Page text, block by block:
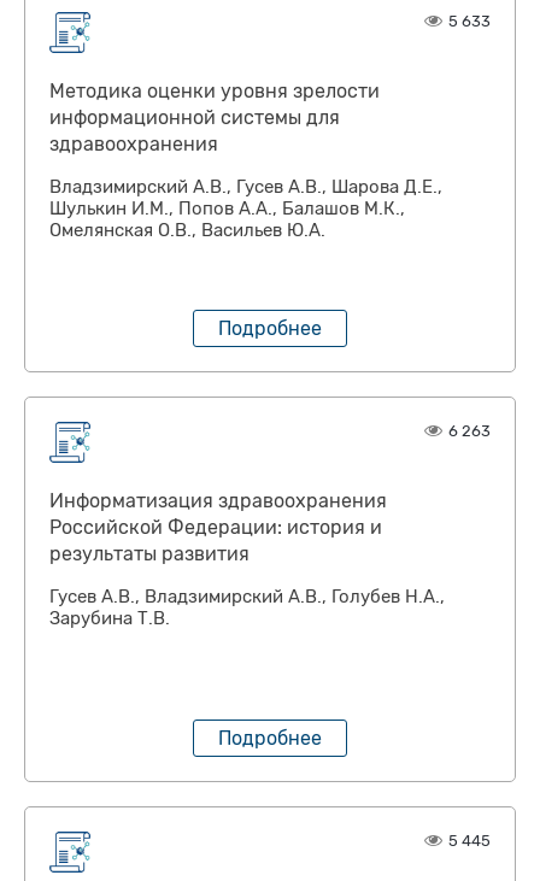
5 633
Методика оценки уровня зрелости
информационной системы для
здравоохранения
Владзимирский А.В., Гусев А.В., Шарова Д.Е.,
Шулькин И.М., Попов А.А., Балашов М.К.,
Омелянская О.В., Васильев Ю.А.
Подробнее
6 263
Информатизация здравоохранения
Российской Федерации: история и
результаты развития
Гусев А.В., Владзимирский А.В., Голубев Н.А.,
Зарубина Т.В.
Подробнее
5 445